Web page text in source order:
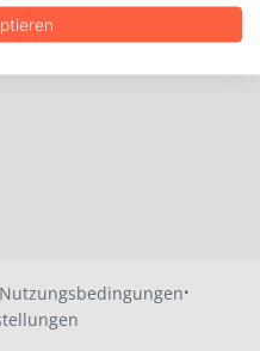
Nutzungsbedingungen·